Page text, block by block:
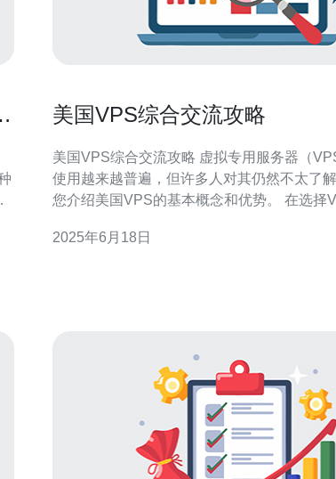
美国VPS综合交流攻略
美国VPS综合交流攻略 虚拟专用服务器（VPS）在美国的
使用越来越普遍，但许多人对其仍然不太了
您介绍美国VPS的基本概念和优势。 在选择VPS提供商
知名的VPS提供商，如DigitalOcean、Linode
2025年6月18日